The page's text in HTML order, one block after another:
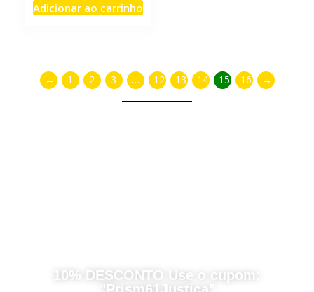
Adicionar ao carrinho
← 1 2 3 … 12 13 14 15 16 →
10% DESCONTO Use o cupom: